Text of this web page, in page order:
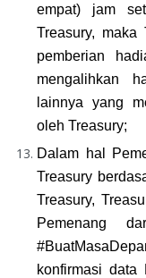
empat) jam
Treasury, maka
pemberian
mengalihkan
lainnya yang
oleh Treasury;
Dalam hal
Treasury
Treasury,
Pemenang
konfirmasi data